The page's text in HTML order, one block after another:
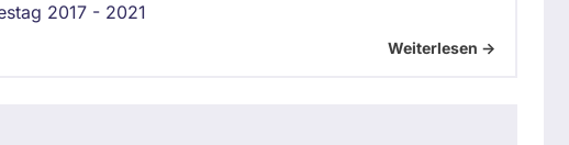
2017 - 2021
Weiterlesen ->